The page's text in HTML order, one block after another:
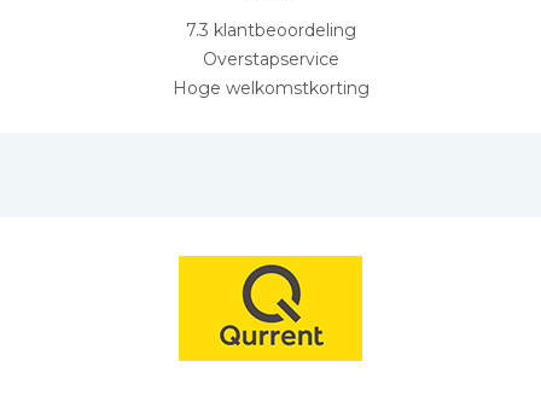
7.3 klantbeoordeling
Overstapservice
Hoge welkomstkorting